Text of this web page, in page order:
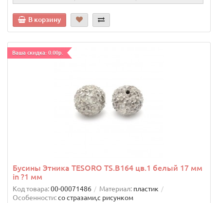
В корзину
Ваша скидка: 0.00р.
Бусины Этника TESORO TS.B164 цв.1 белый 17 мм
in ?1 мм
Код товара:00-00071486 Материал: пластик
Особенности:со стразами,с рисунком